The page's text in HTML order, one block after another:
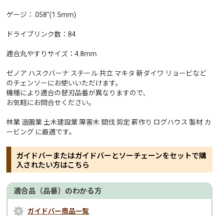
ゲージ：.058"(1.5mm)
ドライブリンク数：84
適合丸やすりサイズ：4.8mm
ゼノア ハスクバーナ スチール 共立 マキタ 新ダイワ リョービなど
のチェンソーにお使いいただけます。
機種により適合の替刃品番が異なりますので、
お気軽にお問合せください。
林業 造園業 土木建設業 障害木 間伐 剪定 薪作り ログハウス 製材 カ
ービング に最適です。
ガイドバーまたはガイドバーとソーチェーンをセットで購
入されたい方はこちら
適合品（品番）のわかる方
ガイドバー商品一覧